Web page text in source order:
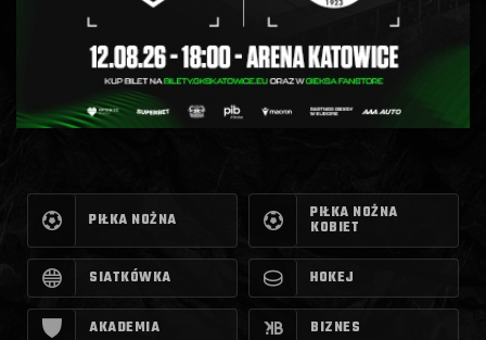
PIŁKA NOŻNA PIŁKA NOŻNA
KOBIET
SIATKÓWKA HOKEJ
AKADEMIA BIZNES